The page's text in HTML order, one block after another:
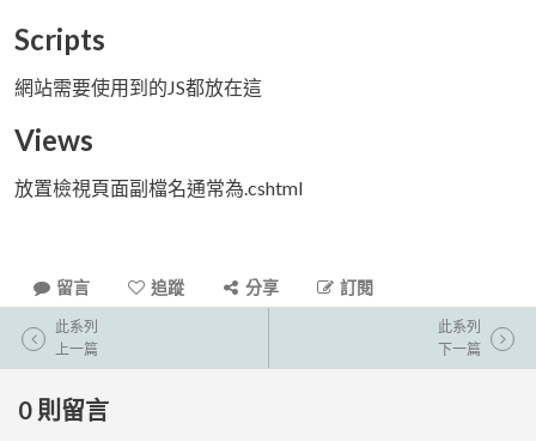
Scripts
網站需要使用到的JS都放在這
Views
放置檢視頁面副檔名通常為.cshtml
留言 追蹤 分享 訂閱
此系列
上一篇
此系列
下一篇
0 則留言